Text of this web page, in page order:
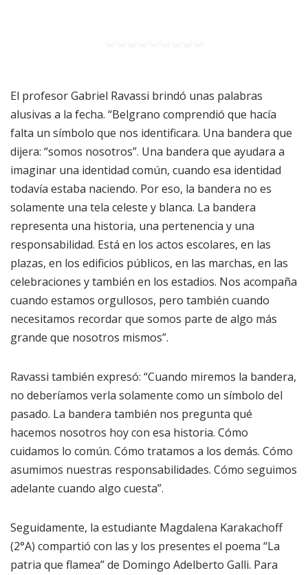
El profesor Gabriel Ravassi brindó unas palabras
alusivas a la fecha. “Belgrano comprendió que hacía
falta un símbolo que nos identificara. Una bandera que
dijera: “somos nosotros”. Una bandera que ayudara a
imaginar una identidad común, cuando esa identidad
todavía estaba naciendo. Por eso, la bandera no es
solamente una tela celeste y blanca. La bandera
representa una historia, una pertenencia y una
responsabilidad. Está en los actos escolares, en las
plazas, en los edificios públicos, en las marchas, en las
celebraciones y también en los estadios. Nos acompaña
cuando estamos orgullosos, pero también cuando
necesitamos recordar que somos parte de algo más
grande que nosotros mismos”.
Ravassi también expresó: “Cuando miremos la bandera,
no deberíamos verla solamente como un símbolo del
pasado. La bandera también nos pregunta qué
hacemos nosotros hoy con esa historia. Cómo
cuidamos lo común. Cómo tratamos a los demás. Cómo
asumimos nuestras responsabilidades. Cómo seguimos
adelante cuando algo cuesta”.
Seguidamente, la estudiante Magdalena Karakachoff
(2°A) compartió con las y los presentes el poema “La
patria que flamea” de Domingo Adelberto Galli. Para